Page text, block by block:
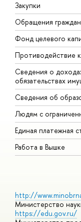
Закупки
Обращения
Фонд целевого
Противодействие
Сведения о
обязательствах
Сведения об
Людям с
Единая платежная
Работа в Вышке
http://
Министерство
https://edu.gov.ru/